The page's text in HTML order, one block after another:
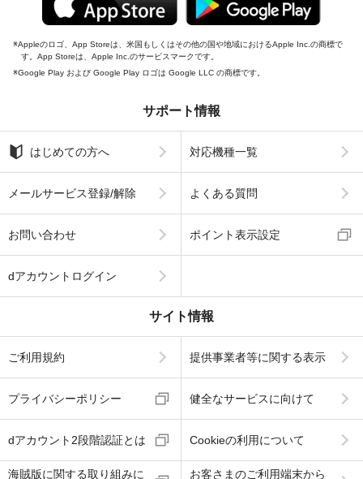
Appleのロゴ、App Storeは、米国もしくはその他の国や地域におけるApple Inc.の商標で
す。App Storeは、Apple Inc.のサービスマークです。
Google Play および Google Play ロゴは Google LLC の商標です。
サポート情報
はじめての方へ 対応機種一覧
メールサービス登録/解除 よくある質問
お問い合わせ ポイント表示設定
dアカウントログイン
サイト情報
ご利用規約 提供事業者等に関する表示
プライバシーポリシー 健全なサービスに向けて
dアカウント2段階認証とは Cookieの利用について
海賊版に関する取り組みに
お客さまのご利用端末から